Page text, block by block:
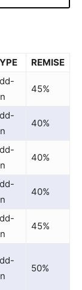
REMISE
45%
40%
40%
40%
45%
50%